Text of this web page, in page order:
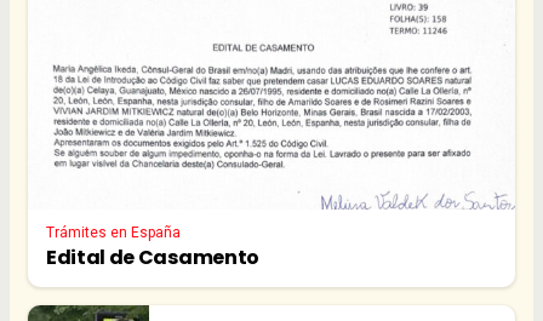
Trámites en España
Edital de Casamento